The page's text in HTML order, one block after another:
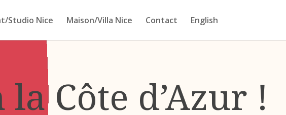
Studio Nice Maison/Villa Nice Contact English
Côte d’Azur !